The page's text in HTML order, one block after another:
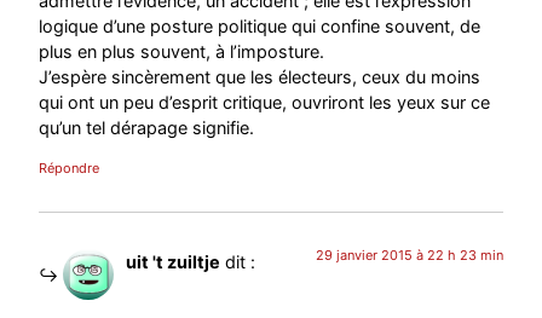
logique d’une posture politique qui confine souvent, de
plus en plus souvent, à l’imposture.
J’espère sincèrement que les électeurs, ceux du moins
qui ont un peu d’esprit critique, ouvriront les yeux sur ce
qu’un tel dérapage signifie.
Répondre
uit 't zuiltje dit : 29 janvier 2015 à 22 h 23 min